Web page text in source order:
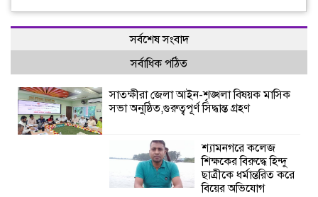
সর্বশেষ সংবাদ
সর্বাধিক পঠিত
সাতক্ষীরা জেলা আইন-শৃঙ্খলা বিষয়ক মাসিক
সভা অনুষ্ঠিত,গুরুত্বপূর্ণ সিদ্ধান্ত গ্রহণ
শ্যামনগরে কলেজ
শিক্ষকের বিরুদ্ধে হিন্দু
ছাত্রীকে ধর্মান্তরিত করে
বিয়ের অভিযোগ